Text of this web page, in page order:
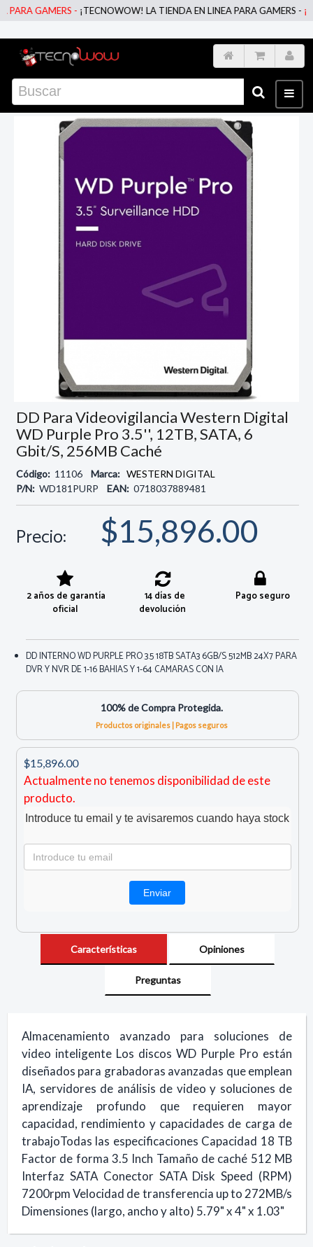
GAMERS -¡TECNOWOW! LA TIENDA EN LINEA PARA GAMERS -
DD Para Videovigilancia Western Digital
WD Purple Pro 3.5'', 12TB, SATA, 6
Gbit/s, 256MB Caché
Código: 11106 Marca: WESTERN DIGITAL
P/N: WD181PURP EAN: 0718037889481
Precio: $15,896.00
2 años de garantía
oficial
14 días de
devolución
Pago seguro
DD INTERNO WD PURPLE PRO 3.5 18TB SATA3 6GB/S 512MB 24X7 PARA
DVR Y NVR DE 1-16 BAHIAS Y 1-64 CAMARAS CON IA
100% de Compra Protegida.
Productos originales | Pagos seguros
$15,896.00
Actualmente no tenemos disponibilidad de este
producto.
Introduce tu email y te avisaremos cuando haya stock
Características Opiniones
Preguntas
Almacenamiento avanzado para soluciones de
video inteligente Los discos WD Purple Pro están
diseñados para grabadoras avanzadas que emplean
IA, servidores de análisis de video y soluciones de
aprendizaje profundo que requieren mayor
capacidad, rendimiento y capacidades de carga de
trabajoTodas las especificaciones Capacidad 18 TB
Factor de forma 3.5 Inch Tamaño de caché 512 MB
Interfaz SATA Conector SATA Disk Speed (RPM)
7200rpm Velocidad de transferencia up to 272MB/s
Dimensiones (largo, ancho y alto) 5.79" x 4" x 1.03"